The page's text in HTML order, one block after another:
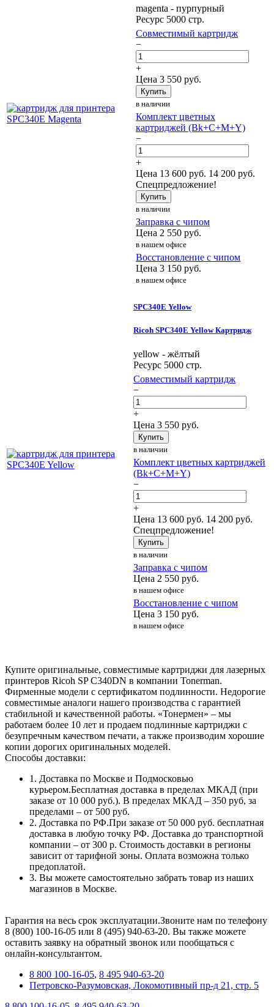
magenta - пурпурный
Ресурс 5000 стр.
Совместимый картридж
−
+
Цена 3 550 руб.
Купить
в наличии
Комплект цветных
картриджей (Bk+C+M+Y)
−
+
Цена 13 600 руб. 14 200 руб.
Спецпредложение!
Купить
в наличии
Заправка с чипом
Цена 2 550 руб.
в нашем офисе
Восстановление с чипом
Цена 3 150 руб.
в нашем офисе
SPC340E Yellow
Ricoh SPC340E Yellow Картридж
yellow - жёлтый
Ресурс 5000 стр.
Совместимый картридж
−
+
Цена 3 550 руб.
Купить
в наличии
Комплект цветных картриджей
(Bk+C+M+Y)
−
+
Цена 13 600 руб. 14 200 руб.
Спецпредложение!
Купить
в наличии
Заправка с чипом
Цена 2 550 руб.
в нашем офисе
Восстановление с чипом
Цена 3 150 руб.
в нашем офисе
Купите оригинальные, совместимые картриджи для лазерных
принтеров Ricoh SP C340DN в компании Tonerman.
Фирменные модели с сертификатом подлинности. Недорогие
совместимые аналоги нашего производства с гарантией
стабильной и качественной работы. «Тонермен» – мы
работаем более 10 лет и продаем подлинные картриджи с
безупречным качеством печати, а также производим хорошие
копии дорогих оригинальных моделей.
Способы доставки:
1. Доставка по Москве и Подмосковью
курьером.Бесплатная доставка в пределах МКАД (при
заказе от 10 000 руб.). В пределах МКАД – 350 руб, за
пределами – от 500 руб.
2. Доставка по РФ.При заказе от 50 000 руб. бесплатная
доставка в любую точку РФ. Доставка до транспортной
компании – от 300 р. Стоимость доставки в регионы
зависит от тарифной зоны. Оплата возможна только
предоплатой.
3. Вы можете самостоятельно забрать товар из наших
магазинов в Москве.
Гарантия на весь срок эксплуатации.Звоните нам по телефону
8 (800) 100-16-05 или 8 (495) 940-63-20. Вы также можете
оставить заявку на обратный звонок или пообщаться с
онлайн-консультантом.
8 800 100-16-05, 8 495 940-63-20
Петровско-Разумовская, Локомотивный пр-д 21, стр. 5